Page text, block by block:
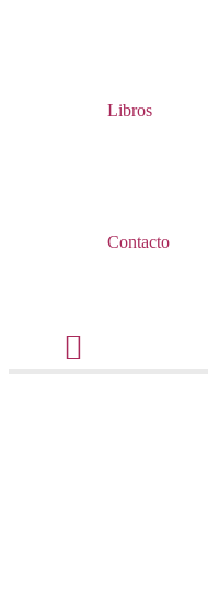
Libros
Contacto